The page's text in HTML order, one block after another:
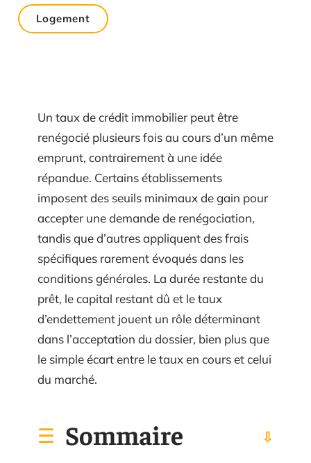
Logement
Un taux de crédit immobilier peut être
renégocié plusieurs fois au cours d’un même
emprunt, contrairement à une idée
répandue. Certains établissements
imposent des seuils minimaux de gain pour
accepter une demande de renégociation,
tandis que d’autres appliquent des frais
spécifiques rarement évoqués dans les
conditions générales. La durée restante du
prêt, le capital restant dû et le taux
d’endettement jouent un rôle déterminant
dans l’acceptation du dossier, bien plus que
le simple écart entre le taux en cours et celui
du marché.
Sommaire